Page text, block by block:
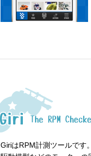
GiriはRPM計測ツールです。